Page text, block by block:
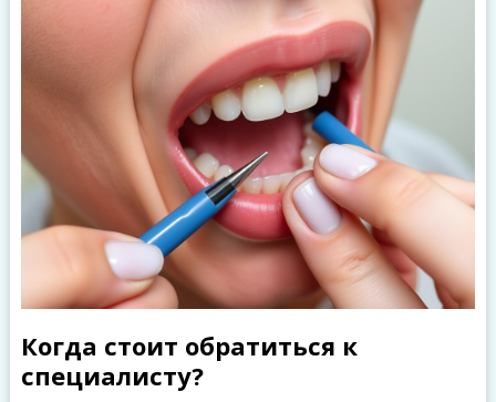
Когда стоит обратиться к
специалисту?